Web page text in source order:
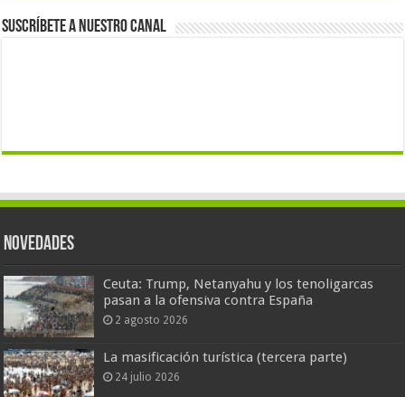
Suscríbete a nuestro canal
Novedades
Ceuta: Trump, Netanyahu y los tenoligarcas
pasan a la ofensiva contra España
2 agosto 2026
La masificación turística (tercera parte)
24 julio 2026